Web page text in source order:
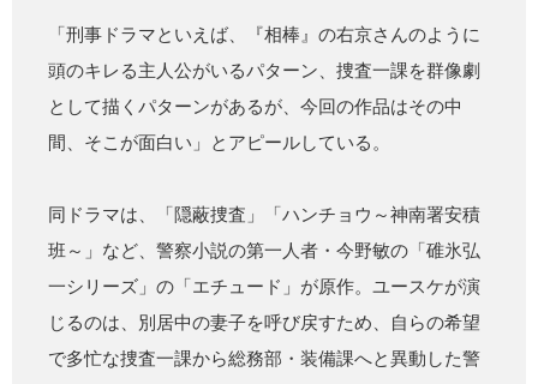
「刑事ドラマといえば、『相棒』の右京さんのように
頭のキレる主人公がいるパターン、捜査一課を群像劇
として描くパターンがあるが、今回の作品はその中
間、そこが面白い」とアピールしている。
同ドラマは、「隠蔽捜査」「ハンチョウ～神南署安積
班～」など、警察小説の第一人者・今野敏の「碓氷弘
一シリーズ」の「エチュード」が原作。ユースケが演
じるのは、別居中の妻子を呼び戻すため、自らの希望
で多忙な捜査一課から総務部・装備課へと異動した警